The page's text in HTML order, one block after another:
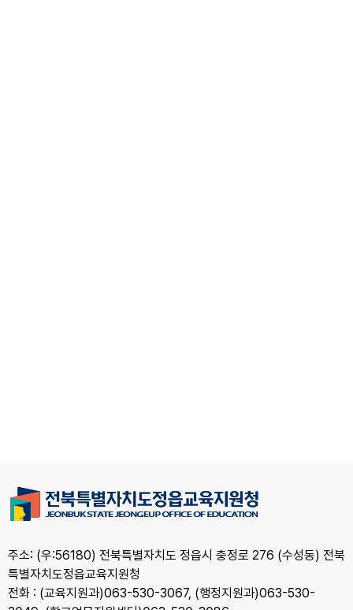
주소: (우:56180) 전북특별자치도 정읍시 충정로 276 (수성동) 전북
특별자치도정읍교육지원청
전화 : (교육지원과)063-530-3067, (행정지원과)063-530-